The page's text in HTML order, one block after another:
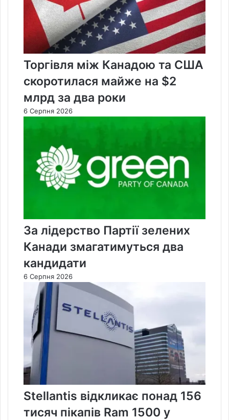
Торгівля між Канадою та США
скоротилася майже на $2
млрд за два роки
6 Серпня 2026
За лідерство Партії зелених
Канади змагатимуться два
кандидати
6 Серпня 2026
Stellantis відкликає понад 156
тисяч пікапів Ram 1500 у